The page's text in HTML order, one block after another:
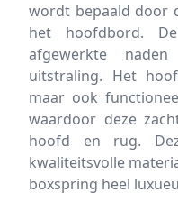
wordt bepaald door
het hoofdbord.
afgewerkte
uitstraling. Het
maar ook
waardoor deze
hoofd en rug.
kwaliteitsvolle
boxspring heel